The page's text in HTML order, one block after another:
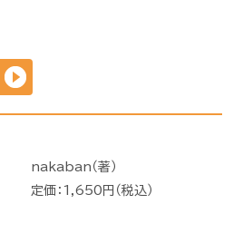
nakaban（著）
定価：1,650円（税込）